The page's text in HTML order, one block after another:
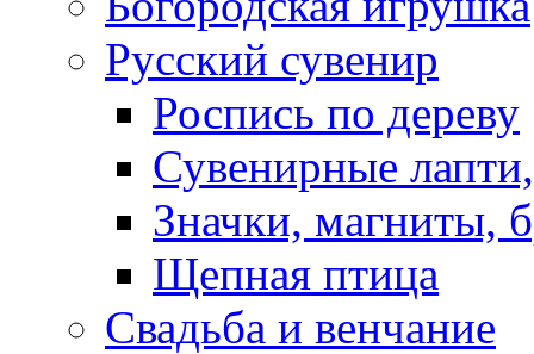
Русский сувенир
Роспись по дереву
Сувенирные
Значки, магниты,
Щепная птица
Свадьба и венчание